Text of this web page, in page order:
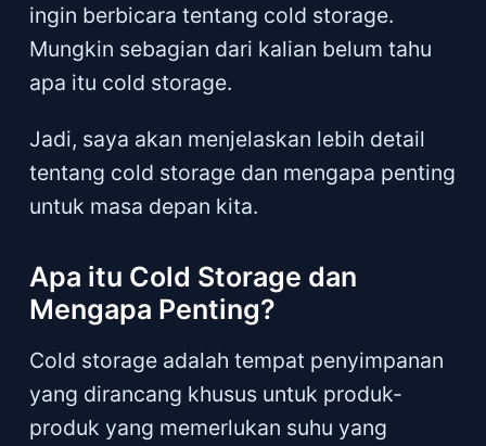
ingin berbicara tentang cold storage.
Mungkin sebagian dari kalian belum tahu
apa itu cold storage.
Jadi, saya akan menjelaskan lebih detail
tentang cold storage dan mengapa penting
untuk masa depan kita.
Apa itu Cold Storage dan
Mengapa Penting?
Cold storage adalah tempat penyimpanan
yang dirancang khusus untuk produk-
produk yang memerlukan suhu yang